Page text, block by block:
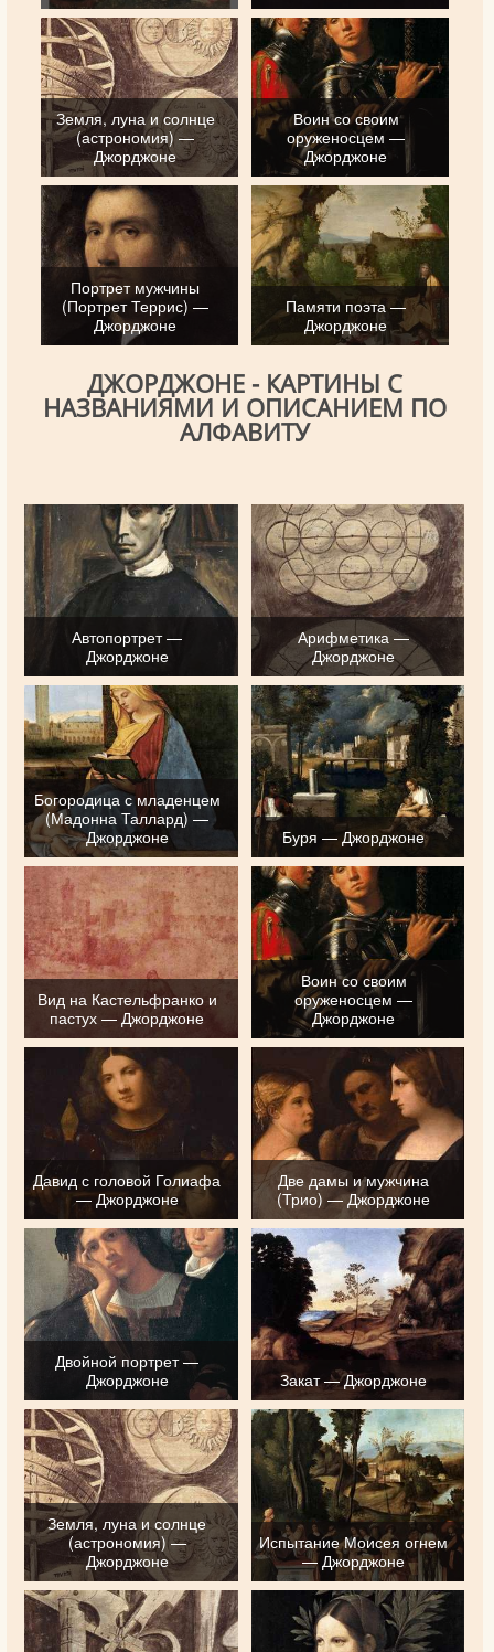
Земля, луна и солнце
(астрономия) —
Джорджоне
Воин со своим
оруженосцем —
Джорджоне
Портрет мужчины
(Портрет Террис) —
Джорджоне
Памяти поэта —
Джорджоне
ДЖОРДЖОНЕ - КАРТИНЫ С
НАЗВАНИЯМИ И ОПИСАНИЕМ ПО
АЛФАВИТУ
Автопортрет —
Джорджоне
Арифметика —
Джорджоне
Богородица с младенцем
(Мадонна Таллард) —
Джорджоне
Буря — Джорджоне
Вид на Кастельфранко и
пастух — Джорджоне
Воин со своим
оруженосцем —
Джорджоне
Давид с головой Голиафа
— Джорджоне
Две дамы и мужчина
(Трио) — Джорджоне
Двойной портрет —
Джорджоне
Закат — Джорджоне
Земля, луна и солнце
(астрономия) —
Джорджоне
Испытание Моисея огнем
— Джорджоне